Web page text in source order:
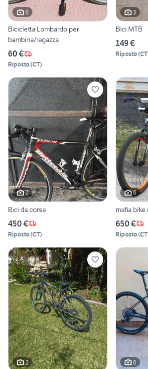
6
Bicicletta Lombardo per
bambina/ragazza
60 €
Riposto(CT)
3
Bici MTB
149 €
Riposto(CT
2
Bici da corsa
450 €
Riposto(CT)
6
mafia bike
650 €
Riposto(CT
2 6